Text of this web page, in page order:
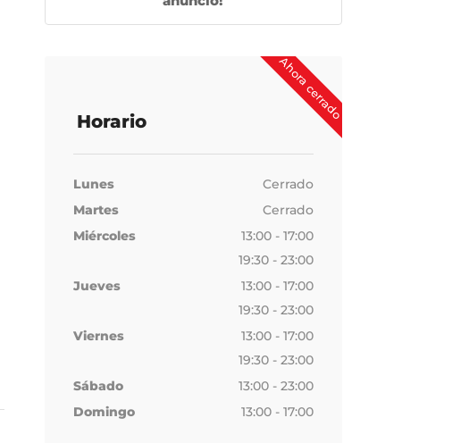
Ahora cerrado
Horario
Lunes
Cerrado
Martes
Cerrado
Miércoles
13:00 - 17:00
19:30 - 23:00
Jueves
13:00 - 17:00
19:30 - 23:00
Viernes
13:00 - 17:00
19:30 - 23:00
Sábado
13:00 - 23:00
Domingo
13:00 - 17:00